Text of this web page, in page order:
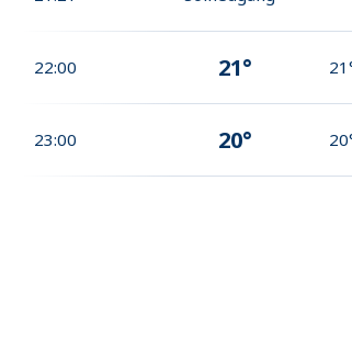
22:00 21°
23:00 20°